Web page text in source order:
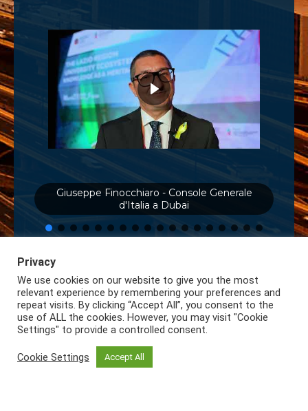
Giuseppe Finocchiaro - Console Generale
d'Italia a Dubai
Iscriviti alla Newsletter
Privacy
We use cookies on our website to give you the most
relevant experience by remembering your preferences and
repeat visits. By clicking “Accept All”, you consent to the
use of ALL the cookies. However, you may visit "Cookie
Settings" to provide a controlled consent.
Cookie Settings Accept All